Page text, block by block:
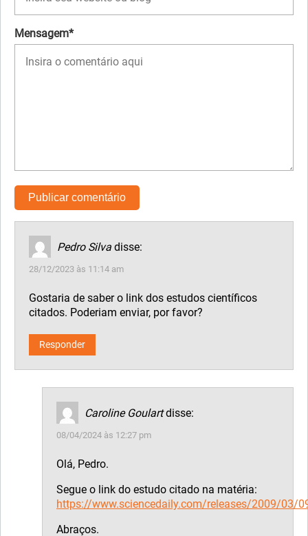
Mensagem*
Pedro Silva disse:
28/12/2023 às 11:14 am
Gostaria de saber o link dos estudos científicos
citados. Poderiam enviar, por favor?
Responder
Caroline Goulart disse:
08/04/2024 às 12:27 pm
Olá, Pedro.
Segue o link do estudo citado na matéria:
https://www.sciencedaily.com/releases/2009/03/
Abraços.